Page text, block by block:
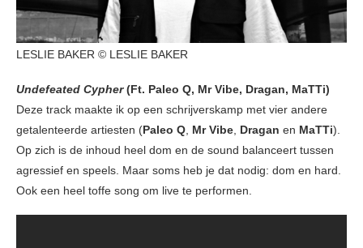
LESLIE BAKER © LESLIE BAKER
Undefeated Cypher(Ft. Paleo Q, Mr Vibe, Dragan, MaTTi)
Deze track maakte ik op een schrijverskamp met vier andere
getalenteerde artiesten (Paleo Q Mr Vibe Dragan en MaTTi).
Op zich is de inhoud heel dom en de sound balanceert tussen
agressief en speels. Maar soms heb je dat nodig: dom en hard.
Ook een heel toffe song om live te performen.